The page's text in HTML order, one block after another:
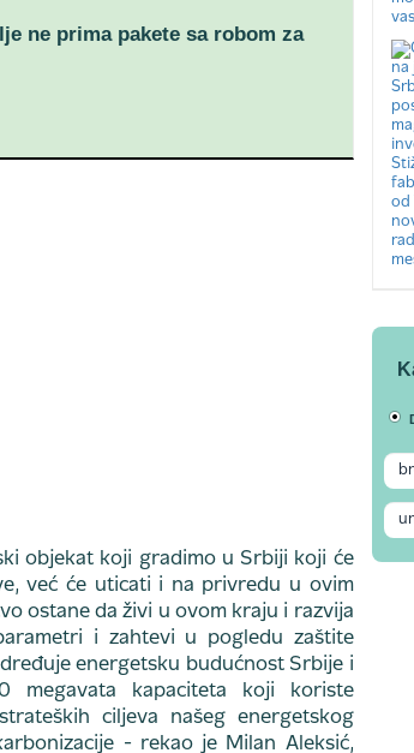
ne prima pakete sa robom za
objekat koji gradimo u Srbiji koji će
već će uticati i na privredu u ovim
ostane da živi u ovom kraju i razvija
i zahtevi u pogledu zaštite
energetsku budućnost Srbije i
megavata kapaciteta koji koriste
ciljeva našeg energetskog
- rekao je Milan Aleksić,